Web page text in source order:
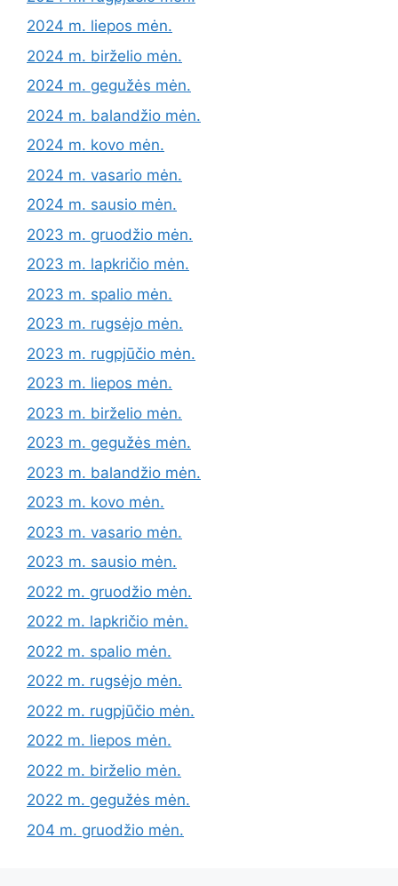
2024 m. liepos mėn.
2024 m. birželio mėn.
2024 m. gegužės mėn.
2024 m. balandžio mėn.
2024 m. kovo mėn.
2024 m. vasario mėn.
2024 m. sausio mėn.
2023 m. gruodžio mėn.
2023 m. lapkričio mėn.
2023 m. spalio mėn.
2023 m. rugsėjo mėn.
2023 m. rugpjūčio mėn.
2023 m. liepos mėn.
2023 m. birželio mėn.
2023 m. gegužės mėn.
2023 m. balandžio mėn.
2023 m. kovo mėn.
2023 m. vasario mėn.
2023 m. sausio mėn.
2022 m. gruodžio mėn.
2022 m. lapkričio mėn.
2022 m. spalio mėn.
2022 m. rugsėjo mėn.
2022 m. rugpjūčio mėn.
2022 m. liepos mėn.
2022 m. birželio mėn.
2022 m. gegužės mėn.
204 m. gruodžio mėn.